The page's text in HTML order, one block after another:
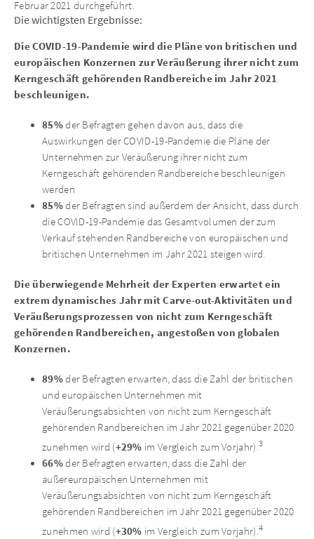
Februar 2021 durchgeführt.
Die wichtigsten Ergebnisse:
Die COVID-19-Pandemie wird die Pläne von britischen und
europäischen Konzernen zur Veräußerung ihrer nicht zum
Kerngeschäft gehörenden Randbereiche im Jahr 2021
beschleunigen.
85%der Befragten gehen davon aus, dass die
Auswirkungen der COVID-19-Pandemie die Pläne der
Unternehmen zur Veräußerung ihrer nicht zum
Kerngeschäft gehörenden Randbereiche beschleunigen
werden
85%der Befragten sind außerdem der Ansicht, dass durch
die COVID-19-Pandemie das Gesamtvolumen der zum
Verkauf stehenden Randbereiche von europäischen und
britischen Unternehmen im Jahr 2021 steigen wird.
Die überwiegende Mehrheit der Experten erwartet ein
extrem dynamisches Jahr mit Carve-out-Aktivitäten und
Veräußerungsprozessen von nicht zum Kerngeschäft
gehörenden Randbereichen, angestoßen von globalen
Konzernen.
89%der Befragten erwarten, dass die Zahl der britischen
und europäischen Unternehmen mit
Veräußerungsabsichten von nicht zum Kerngeschäft
gehörenden Randbereichen im Jahr 2021 gegenüber 2020
zunehmen wird (+29% im Vergleich zum Vorjahr).3
66%der Befragten erwarten, dass die Zahl der
außereuropäischen Unternehmen mit
Veräußerungsabsichten von nicht zum Kerngeschäft
gehörenden Randbereichen im Jahr 2021 gegenüber 2020
zunehmen wird (+30% im Vergleich zum Vorjahr).4